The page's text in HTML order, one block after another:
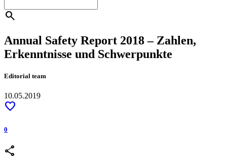
search
Annual Safety Report 2018 – Zahlen,
Erkenntnisse und Schwerpunkte
Editorial team
10.05.2019
favorite
0
share